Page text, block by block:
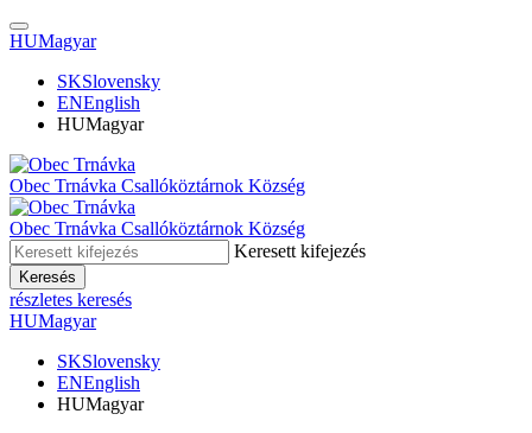
HUMagyar
SKSlovensky
ENEnglish
HUMagyar
Obec Trnávka Csallóköztárnok Község
Obec Trnávka Csallóköztárnok Község
Keresett kifejezés
Keresés
részletes keresés
HUMagyar
SKSlovensky
ENEnglish
HUMagyar